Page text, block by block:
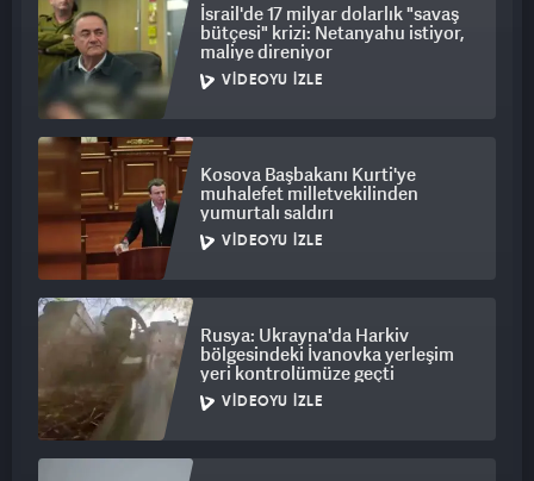
İsrail'de 17 milyar dolarlık "savaş
bütçesi" krizi: Netanyahu istiyor,
maliye direniyor
VIDEOYU İZLE
Kosova Başbakanı Kurti'ye
muhalefet milletvekilinden
yumurtalı saldırı
VIDEOYU İZLE
Rusya: Ukrayna'da Harkiv
bölgesindeki İvanovka yerleşim
yeri kontrolümüze geçti
VIDEOYU İZLE